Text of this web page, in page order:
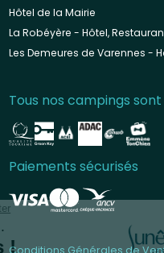
Hôtel de la Mairie
La Robéyère - Hôtel,
Les Demeures de Varennes -
Tous nos campings
Paiements sécurisés
Conditions Générales de